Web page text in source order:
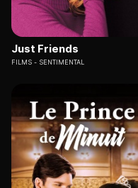
Just Friends
FILMS SENTIMENTAL